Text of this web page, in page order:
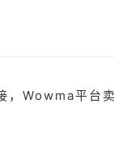
Wowma平台